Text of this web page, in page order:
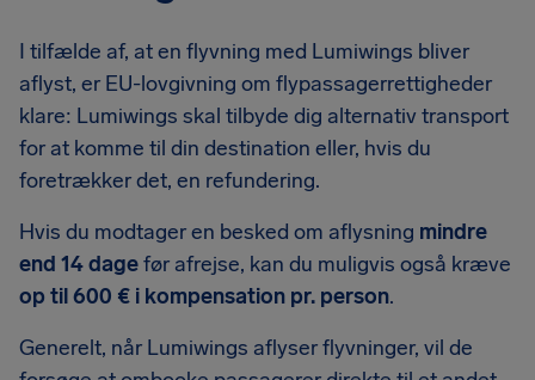
I tilfælde af, at en flyvning med Lumiwings bliver
aflyst, er EU-lovgivning om flypassagerrettigheder
klare: Lumiwings skal tilbyde dig alternativ transport
for at komme til din destination eller, hvis du
foretrækker det, en refundering.
Hvis du modtager en besked om aflysning mindre
end 14 dagefør afrejse, kan du muligvis også kræve
op til 600 € i kompensation pr. person.
Generelt, når Lumiwings aflyser flyvninger, vil de